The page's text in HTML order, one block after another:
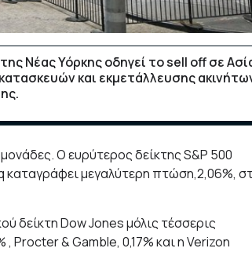
Νέας Υόρκης οδηγεί το sell off σε
και εκμετάλλευσης
Ο ευρύτερος δείκτης S&P 500
καταγράφει μεγαλύτερη πτώση,2,06%,
δείκτη Dow Jones μόλις τέσσερις
Procter & Gamble, 0,17% και η Verizon